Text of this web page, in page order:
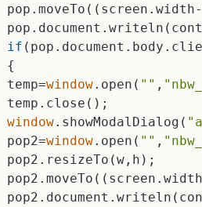
if
{
temp=window.open( "" ,
window.showModalDialog(
pop2=window.open( "" ,
pop2.resizeTo(w,h);